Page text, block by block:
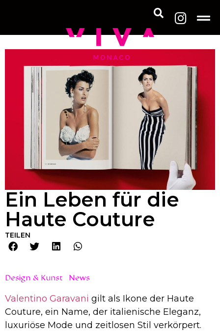
Ein Leben für die
Haute Couture
TEILEN
Design & Kunst News
Valentino Garavani gilt als Ikone der Haute
Couture, ein Name, der italienische Eleganz,
luxuriöse Mode und zeitlosen Stil verkörpert.